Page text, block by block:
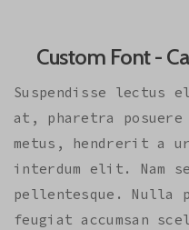
Custom Font -
Suspendisse
at, pharetra
metus, hendrerit a
interdum elit. Nam
pellentesque. Nulla
feugiat accumsan